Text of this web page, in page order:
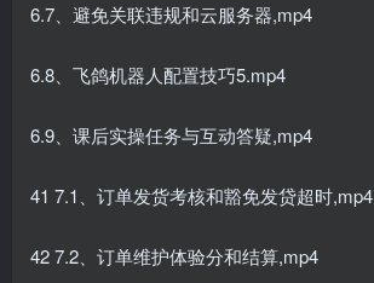
6.7、避免关联违规和云服务器,mp4
6.8、飞鸽机器人配置技巧5.mp4
6.9、课后实操任务与互动答疑,mp4
41 7.1、订单发货考核和豁免发贷超时,mp4
42 7.2、订单维护体验分和结算,mp4